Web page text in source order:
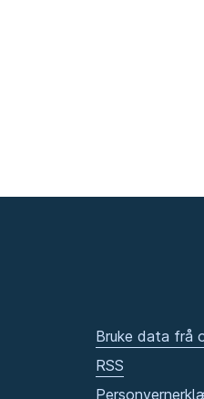
Bruke data frå
RSS